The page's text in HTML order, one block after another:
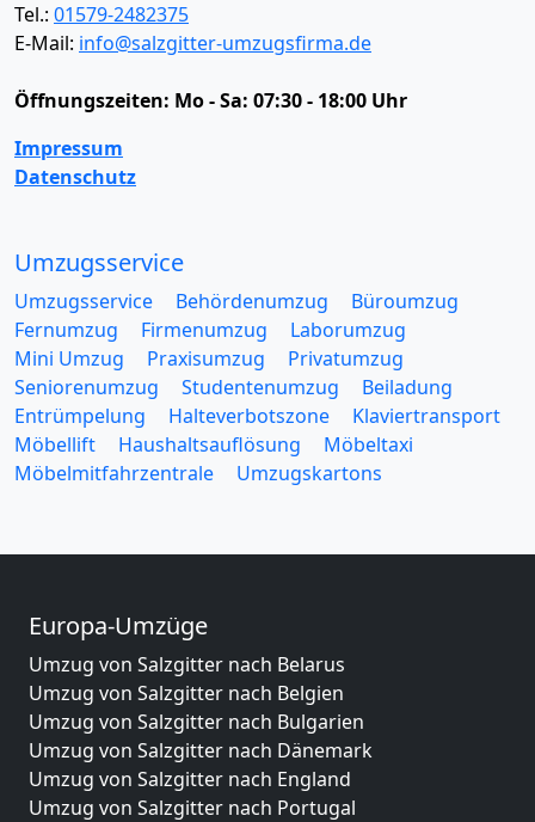
Tel.: 01579-2482375
E-Mail: info@salzgitter-umzugsfirma.de
Öffnungszeiten: Mo - Sa: 07:30 - 18:00 Uhr
Impressum
Datenschutz
Umzugsservice
Umzugsservice Behördenumzug
Büroumzug
Fernumzug
Firmenumzug
Laborumzug
Mini Umzug
Praxisumzug
Privatumzug
Seniorenumzug
Studentenumzug
Beiladung
Entrümpelung
Halteverbotszone
Klaviertransport
Möbellift
Haushaltsauflösung
Möbeltaxi
Möbelmitfahrzentrale
Umzugskartons
Europa-Umzüge
Umzug von Salzgitter nach Belarus
Umzug von Salzgitter nach Belgien
Umzug von Salzgitter nach Bulgarien
Umzug von Salzgitter nach Dänemark
Umzug von Salzgitter nach England
Umzug von Salzgitter nach Portugal